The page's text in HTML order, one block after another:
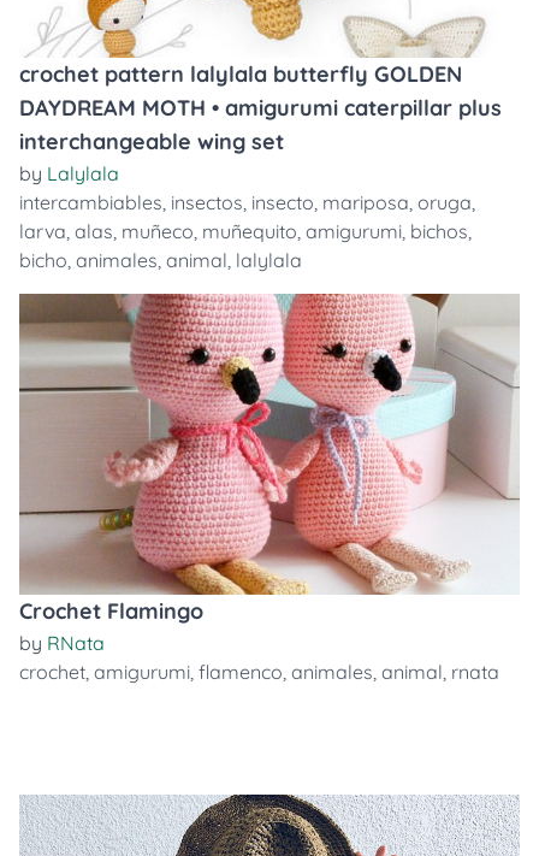
crochet pattern lalylala butterfly GOLDEN
DAYDREAM MOTH • amigurumi caterpillar plus
interchangeable wing set
by Lalylala
intercambiables, insectos, insecto, mariposa, oruga,
larva, alas, muñeco, muñequito, amigurumi, bichos,
bicho, animales, animal, lalylala
Crochet Flamingo
by RNata
crochet, amigurumi, flamenco, animales, animal, rnata